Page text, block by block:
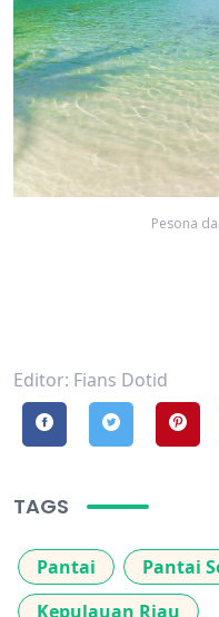
Pesona
Editor: Fians Dotid
TAGS
Pantai
Pantai
Kepulauan Riau